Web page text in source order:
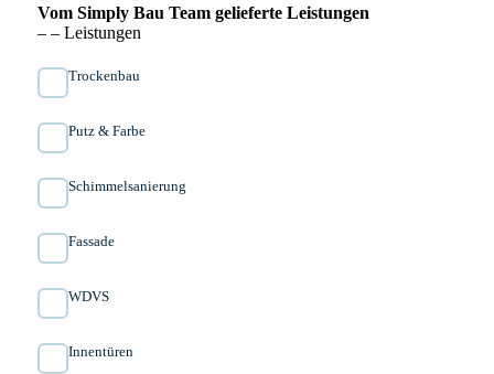
Vom Simply Bau Team gelieferte Leistungen
– – Leistungen
Trockenbau
Putz & Farbe
Schimmelsanierung
Fassade
WDVS
Innen­türen